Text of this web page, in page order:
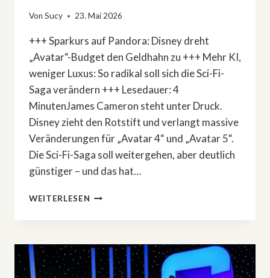
Von Sucy 23. Mai 2026
+++ Sparkurs auf Pandora: Disney dreht
„Avatar“-Budget den Geldhahn zu +++ Mehr KI,
weniger Luxus: So radikal soll sich die Sci-Fi-
Saga verändern +++ Lesedauer: 4
MinutenJames Cameron steht unter Druck.
Disney zieht den Rotstift und verlangt massive
Veränderungen für „Avatar 4“ und „Avatar 5“.
Die Sci-Fi-Saga soll weitergehen, aber deutlich
günstiger – und das hat…
WEITERLESEN DISNEY:
CAMERON
»AVATAR
4«
UND